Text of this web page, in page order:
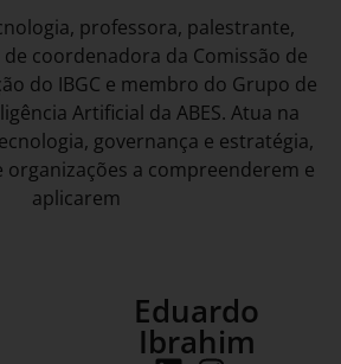
professora, palestrante,
coordenadora da Comissão de
do IBGC e membro do Grupo de
Artificial da ABES. Atua na
governança e estratégia,
organizações a compreenderem e
aplicarem
Eduardo
Ibrahim